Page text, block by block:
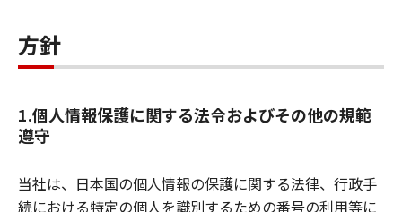
方針
1.個人情報保護に関する法令およびその他の規範
遵守
当社は、日本国の個人情報の保護に関する法律、行政手
続における特定の個人を識別するための番号の利用等に